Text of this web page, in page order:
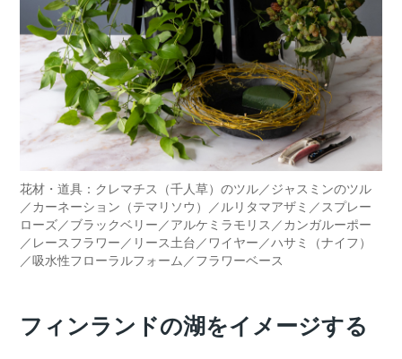
花材・道具：クレマチス（千人草）のツル／ジャスミンのツル
／カーネーション（テマリソウ）／ルリタマアザミ／スプレー
ローズ／ブラックベリー／アルケミラモリス／カンガルーポー
／レースフラワー／リース土台／ワイヤー／ハサミ（ナイフ）
／吸水性フローラルフォーム／フラワーベース
フィンランドの湖をイメージする